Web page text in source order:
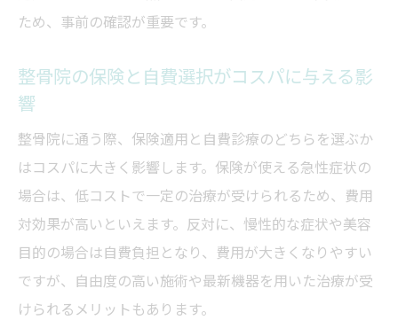
ため、事前の確認が重要です。
整骨院の保険と自費選択がコスパに与える影
響
整骨院に通う際、保険適用と自費診療のどちらを選ぶか
はコスパに大きく影響します。保険が使える急性症状の
場合は、低コストで一定の治療が受けられるため、費用
対効果が高いといえます。反対に、慢性的な症状や美容
目的の場合は自費負担となり、費用が大きくなりやすい
ですが、自由度の高い施術や最新機器を用いた治療が受
けられるメリットもあります。